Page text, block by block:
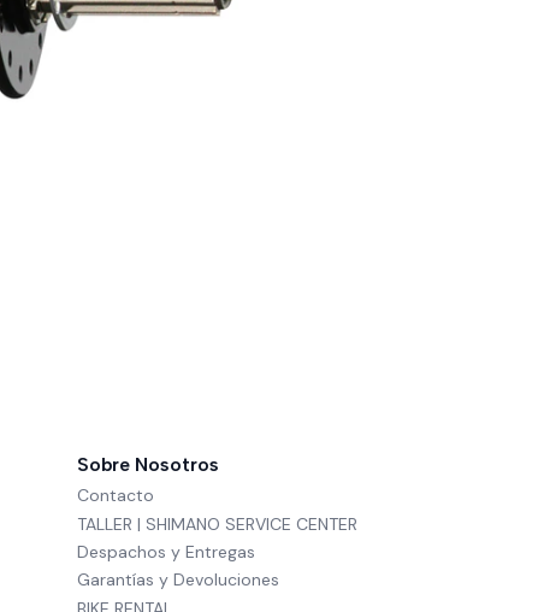
Sobre Nosotros
Contacto
TALLER | SHIMANO SERVICE CENTER
Despachos y Entregas
Garantías y Devoluciones